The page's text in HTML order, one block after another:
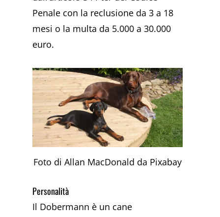
Penale con la reclusione da 3 a 18
mesi o la multa da 5.000 a 30.000
euro.
Foto di Allan MacDonald da Pixabay
Personalità
Il Dobermann è un cane